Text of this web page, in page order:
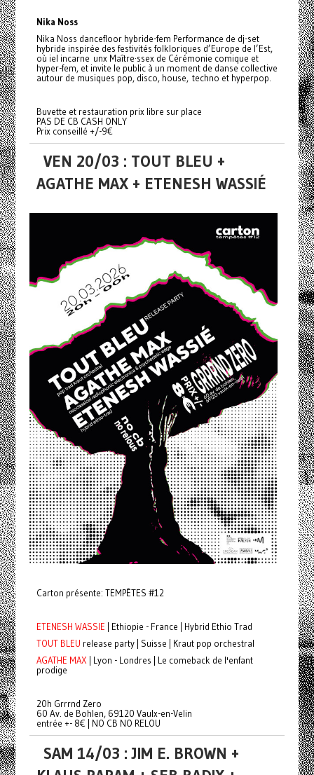
Nika Noss
Nika Noss dancefloor hybride-fem Performance de dj-set
hybride inspirée des festivités folkloriques d’Europe de l’Est,
où iel incarne unx Maître·ssex de Cérémonie comique et
hyper-fem, et invite le public à un moment de danse collective
autour de musiques pop, disco, house, techno et hyperpop.
Buvette et restauration prix libre sur place
PAS DE CB CASH ONLY
Prix conseillé +/-9€
VEN 20/03 : TOUT BLEU +
AGATHE MAX + ETENESH WASSIÉ
Carton présente: TEMPÊTES #12
ETENESH WASSIE | Ethiopie - France | Hybrid Ethio Trad
TOUT BLEU release party | Suisse | Kraut pop orchestral
AGATHE MAX | Lyon - Londres | Le comeback de l'enfant
prodige
20h Grrrnd Zero
60 Av. de Bohlen, 69120 Vaulx-en-Velin
entrée +- 8€ | NO CB NO RELOU
SAM 14/03 : JIM E. BROWN +